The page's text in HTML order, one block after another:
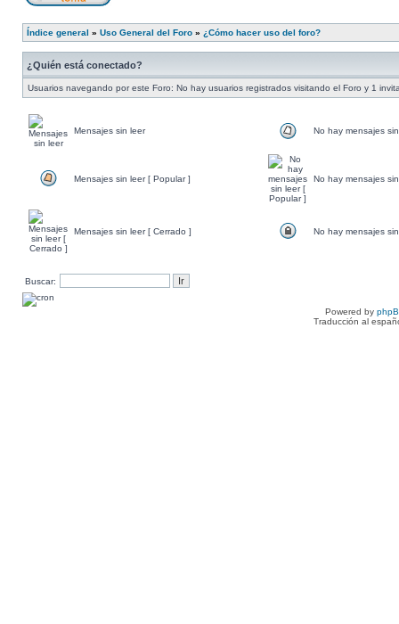
Índice general » Uso General del Foro » ¿Cómo hacer uso del foro?
¿Quién está conectado?
Usuarios navegando por este Foro: No hay usuarios registrados visitando el Foro y 1
Mensajes sin leer No hay mensajes
Mensajes sin leer [ Popular ] No hay mensajes
Mensajes sin leer [ Cerrado ] No hay mensajes
Buscar:
Powered by
Traducción al